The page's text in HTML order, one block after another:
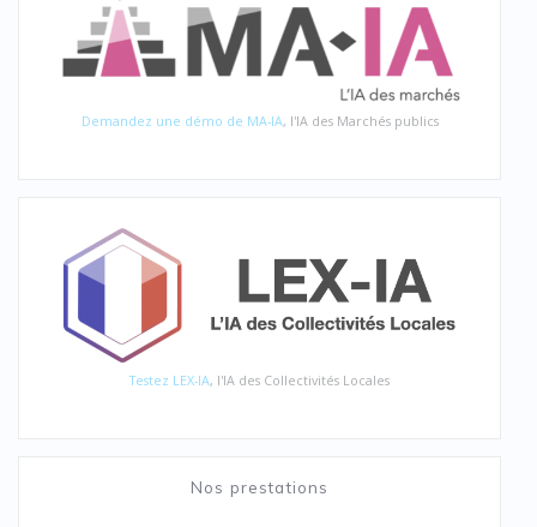
Demandez une démo de MA-IA, l'IA des Marchés publics
Testez LEX-IA, l'IA des Collectivités Locales
Nos prestations